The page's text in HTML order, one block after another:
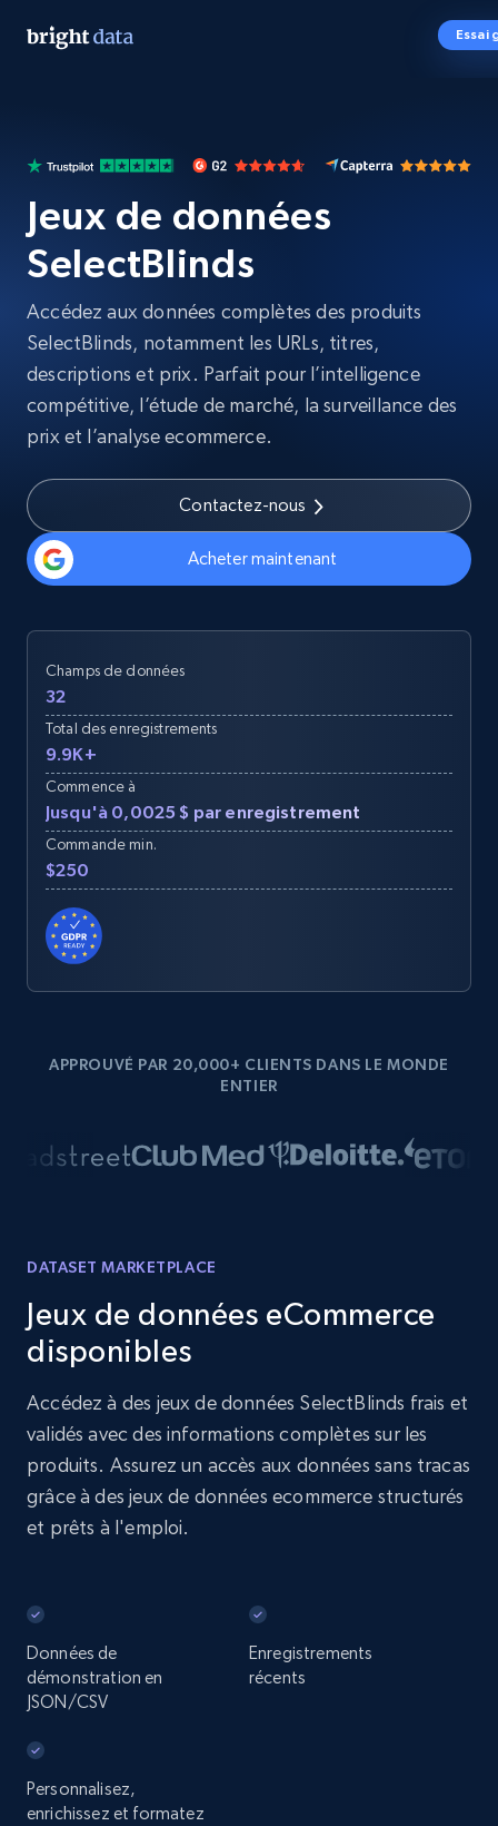
Essai
Jeux de données
SelectBlinds
Accédez aux données complètes des produits
SelectBlinds, notamment les URLs, titres,
descriptions et prix. Parfait pour l’intelligence
compétitive, l’étude de marché, la surveillance des
prix et l’analyse ecommerce.
Contactez-nous
Acheter maintenant
Champs de données
32
Total des enregistrements
9.9K+
Commence à
Jusqu'à 0,0025 $ par enregistrement
Commande min.
$250
APPROUVÉ PAR 20,000+ CLIENTS DANS LE MONDE
ENTIER
DATASET MARKETPLACE
Jeux de données eCommerce
disponibles
Accédez à des jeux de données SelectBlinds frais et
validés avec des informations complètes sur les
produits. Assurez un accès aux données sans tracas
grâce à des jeux de données ecommerce structurés
et prêts à l'emploi.
Données de
démonstration en
JSON/CSV
Enregistrements
récents
Personnalisez,
enrichissez et formatez